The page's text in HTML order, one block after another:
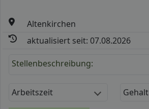
Altenkirchen
aktualisiert seit: 07.08.2026
Stellenbeschreibung:
Arbeitszeit Gehalt